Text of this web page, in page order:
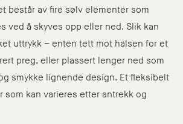
består av fire sølv elementer som
ved å skyves opp eller ned. Slik kan
uttrykk – enten tett mot halsen for et
preg, eller plassert lenger ned som
smykke lignende design. Et fleksibelt
kan varieres etter antrekk og